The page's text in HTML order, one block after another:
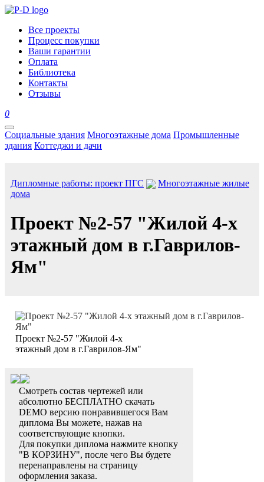
Все проекты
Процесс покупки
Ваши гарантии
Оплата
Библиотека
Контакты
Отзывы
0
Социальные здания Многоэтажные дома Промышленные
здания Коттеджи и дачи
Дипломные работы: проект ПГС
Многоэтажные жилые
дома
Проект №2-57 "Жилой 4-х
этажный дом в г.Гаврилов-
Ям"
Проект №2-57 "Жилой 4-х
этажный дом в г.Гаврилов-Ям"
Смотреть состав чертежей или
абсолютно БЕСПЛАТНО скачать
DEMO версию понравившегося Вам
диплома Вы можете, нажав на
соответствующие кнопки.
Для покупки диплома нажмите кнопку
"В КОРЗИНУ", после чего Вы будете
перенаправлены на страницу
оформления заказа.